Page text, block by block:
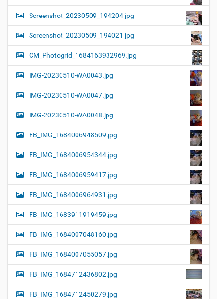
Screenshot_20230509_194204.jpg
Screenshot_20230509_194021.jpg
CM_Photogrid_1684163932969.jpg
IMG-20230510-WA0043.jpg
IMG-20230510-WA0047.jpg
IMG-20230510-WA0048.jpg
FB_IMG_1684006948509.jpg
FB_IMG_1684006954344.jpg
FB_IMG_1684006959417.jpg
FB_IMG_1684006964931.jpg
FB_IMG_1683911919459.jpg
FB_IMG_1684007048160.jpg
FB_IMG_1684007055057.jpg
FB_IMG_1684712436802.jpg
FB_IMG_1684712450279.jpg